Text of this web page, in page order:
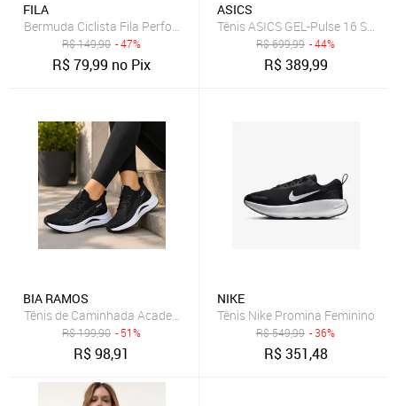
FILA
Bermuda Ciclista Fila Performance Preta
R$149,90 - 47%
R$79,99 no Pix
ASICS
Tênis ASICS GEL-Pulse 16 Se -
R$699,99 - 44%
R$389,99
BIA RAMOS
Tênis de Caminhada Academia Treino Casual Dia Dia Unissex
R$199,90 - 51%
R$98,91
NIKE
Tênis Nike Promina Feminino
R$549,99 - 36%
R$351,48